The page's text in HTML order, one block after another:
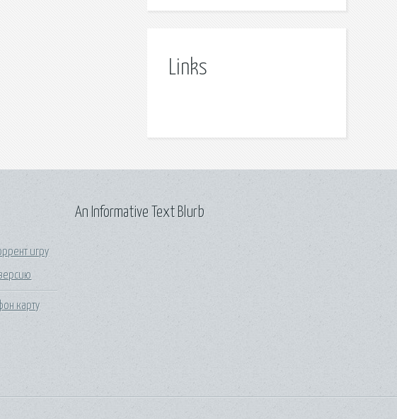
Links
игру
карту
An Informative Text Blurb